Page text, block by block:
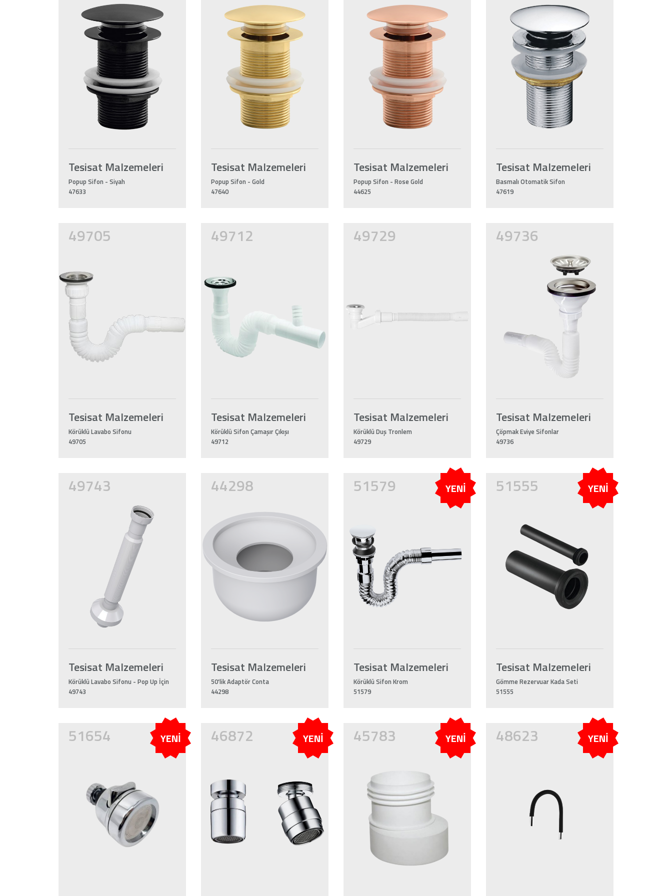
Tesisat Malzemeleri
Popup Sifon - Siyah
47633
Tesisat Malzemeleri
Popup Sifon - Gold
47640
Tesisat Malzemeleri
Popup Sifon - Rose Gold
44625
Tesisat Malzemeleri
Basmalı Otomatik Sifon
47619
49705
Tesisat Malzemeleri
Körüklü Lavabo Sifonu
49705
49712
Tesisat Malzemeleri
Körüklü Sifon Çamaşır Çıkışı
49712
49729
Tesisat Malzemeleri
Körüklü Duş Tronlem
49729
49736
Tesisat Malzemeleri
Çöpmak Eviye Sifonlar
49736
49743
Tesisat Malzemeleri
Körüklü Lavabo Sifonu - Pop Up İçin
49743
44298
Tesisat Malzemeleri
50'lik Adaptör Conta
44298
51579 YENİ
Tesisat Malzemeleri
Körüklü Sifon Krom
51579
51555 YENİ
Tesisat Malzemeleri
Gömme Rezervuar Kada Seti
51555
51654 YENİ 46872 YENİ 45783 YENİ 48623 YENİ